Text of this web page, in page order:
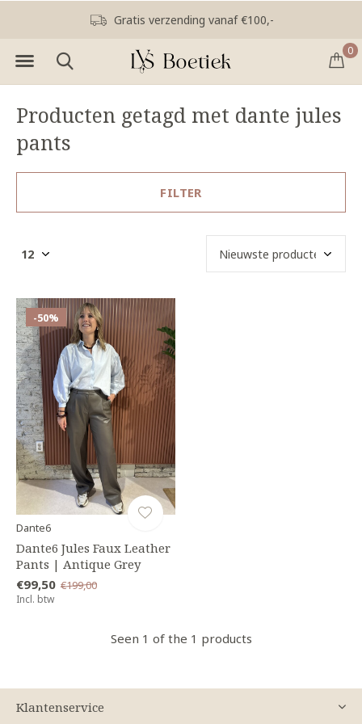
0
Gratis verzending vanaf €100,-
Producten getagd met dante jules
pants
FILTER
-50%
Dante6
Dante6 Jules Faux Leather
Pants | Antique Grey
€99,50 €199,00
Incl. btw
Seen 1 of the 1 products
Klantenservice